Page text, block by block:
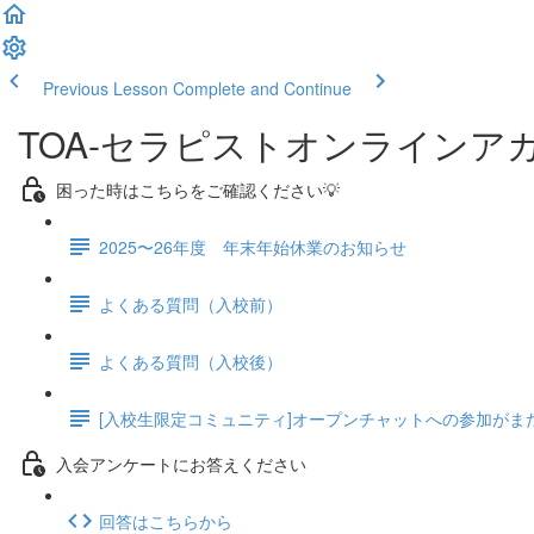
Previous Lesson Complete and Continue
TOA-セラピストオンラインア
困った時はこちらをご確認ください💡
2025〜26年度 年末年始休業のお知らせ
よくある質問（入校前）
よくある質問（入校後）
[入校生限定コミュニティ]オープンチャットへの参加がま
入会アンケートにお答えください
回答はこちらから